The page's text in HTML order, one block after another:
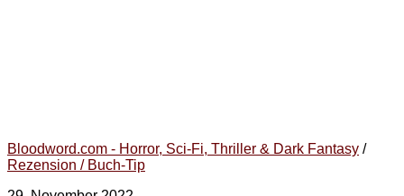
Bloodword.com - Horror, Sci-Fi, Thriller & Dark Fantasy /
Rezension / Buch-Tip